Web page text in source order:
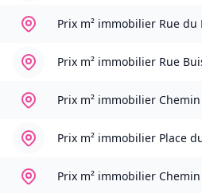
Prix m² immobilier Rue du
Prix m² immobilier Rue
Prix m² immobilier
Prix m² immobilier Place
Prix m² immobilier